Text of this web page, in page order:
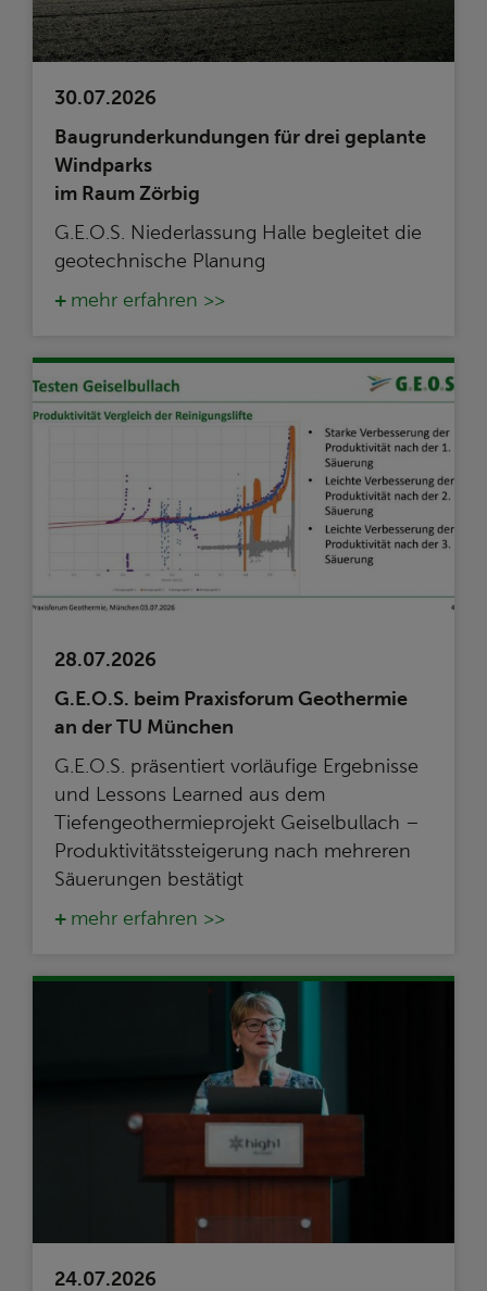
30.07.2026
Baugrunderkundungen für drei geplante
Windparks
im Raum Zörbig
G.E.O.S. Niederlassung Halle begleitet die
geotechnische Planung
mehr erfahren >>
28.07.2026
G.E.O.S. beim Praxisforum Geothermie
an der TU München
G.E.O.S. präsentiert vorläufige Ergebnisse
und Lessons Learned aus dem
Tiefengeothermieprojekt Geiselbullach –
Produktivitätssteigerung nach mehreren
Säuerungen bestätigt
mehr erfahren >>
24.07.2026